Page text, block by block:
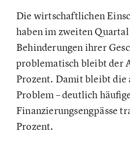
Die wirtschaftlichen
haben im zweiten
Behinderungen ihrer
problematisch bleibt der
Prozent. Damit bleibt die
Problem – deutlich
Finanzierungsengpässe
Prozent.